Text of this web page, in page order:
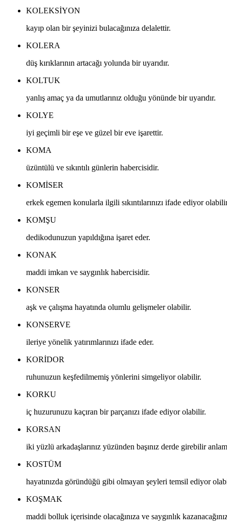
KOLEKSIYON
kayıp olan bir şeyinizi bulacağınıza delalettir.
KOLERA
düş kırıklarının artacağı yolunda bir uyarıdır.
KOLTUK
yanlış amaç ya da umutlarınız olduğu yönünde bir uyarıdır.
KOLYE
iyi geçimli bir eşe ve güzel bir eve işarettir.
KOMA
üzüntülü ve sıkıntılı günlerin habercisidir.
KOMISER
erkek egemen konularla ilgili sıkıntılarınızı ifade ediyor
KOMŞU
dedikodunuzun yapıldığına işaret eder.
KONAK
maddi imkan ve saygınlık habercisidir.
KONSER
aşk ve çalışma hayatında olumlu gelişmeler olabilir.
KONSERVE
ileriye yönelik yatırımlarınızı ifade eder.
KORIDOR
ruhunuzun keşfedilmemiş yönlerini simgeliyor olabilir.
KORKU
iç huzurunuzu kaçıran bir parçanızı ifade ediyor olabilir.
KORSAN
iki yüzlü arkadaşlarınız yüzünden başınız derde girebilir
KOSTÜM
hayatınızda göründüğü gibi olmayan şeyleri temsil ediyor
KOŞMAK
maddi bolluk içerisinde olacağınıza ve saygınlık